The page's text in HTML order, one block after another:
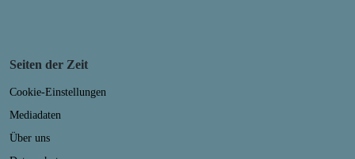
Seiten der Zeit
Cookie-Einstellungen
Mediadaten
Über uns